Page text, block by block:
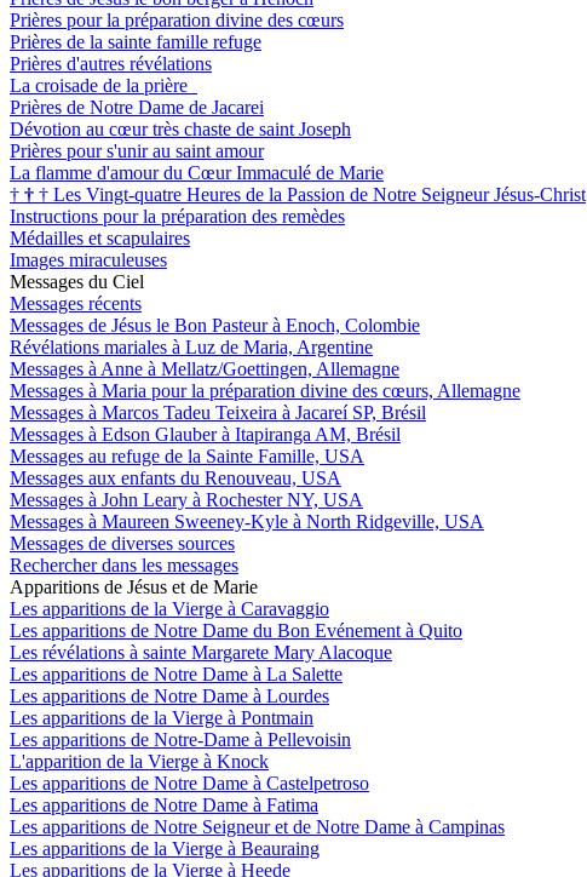
Prières pour la préparation divine des cœurs
Prières de la sainte famille refuge
Prières d'autres révélations
La croisade de la prière
Prières de Notre Dame de Jacarei
Dévotion au cœur très chaste de saint Joseph
Prières pour s'unir au saint amour
La flamme d'amour du Cœur Immaculé de Marie
† † † Les Vingt-quatre Heures de la Passion de Notre Seigneur Jésus-Christ
Instructions pour la préparation des remèdes
Médailles et scapulaires
Images miraculeuses
Messages du Ciel
Messages récents
Messages de Jésus le Bon Pasteur à Enoch, Colombie
Révélations mariales à Luz de Maria, Argentine
Messages à Anne à Mellatz/Goettingen, Allemagne
Messages à Maria pour la préparation divine des cœurs, Allemagne
Messages à Marcos Tadeu Teixeira à Jacareí SP, Brésil
Messages à Edson Glauber à Itapiranga AM, Brésil
Messages au refuge de la Sainte Famille, USA
Messages aux enfants du Renouveau, USA
Messages à John Leary à Rochester NY, USA
Messages à Maureen Sweeney-Kyle à North Ridgeville, USA
Messages de diverses sources
Rechercher dans les messages
Apparitions de Jésus et de Marie
Les apparitions de la Vierge à Caravaggio
Les apparitions de Notre Dame du Bon Evénement à Quito
Les révélations à sainte Margarete Mary Alacoque
Les apparitions de Notre Dame à La Salette
Les apparitions de Notre Dame à Lourdes
Les apparitions de la Vierge à Pontmain
Les apparitions de Notre-Dame à Pellevoisin
L'apparition de la Vierge à Knock
Les apparitions de Notre Dame à Castelpetroso
Les apparitions de Notre Dame à Fatima
Les apparitions de Notre Seigneur et de Notre Dame à Campinas
Les apparitions de la Vierge à Beauraing
Les apparitions de la Vierge à Heede